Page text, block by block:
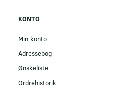
KONTO
Min konto
Adressebog
Ønskeliste
Ordrehistorik